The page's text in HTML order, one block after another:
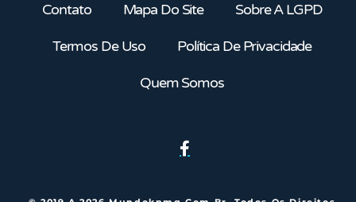
Contato Mapa Do Site Sobre A LGPD
Termos De Uso Política De Privacidade
Quem Somos